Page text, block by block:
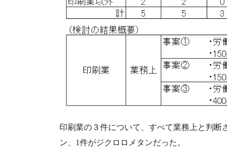
印刷業の３件について、すべて業務上と判断
ン、1件がジクロロメタンだった。